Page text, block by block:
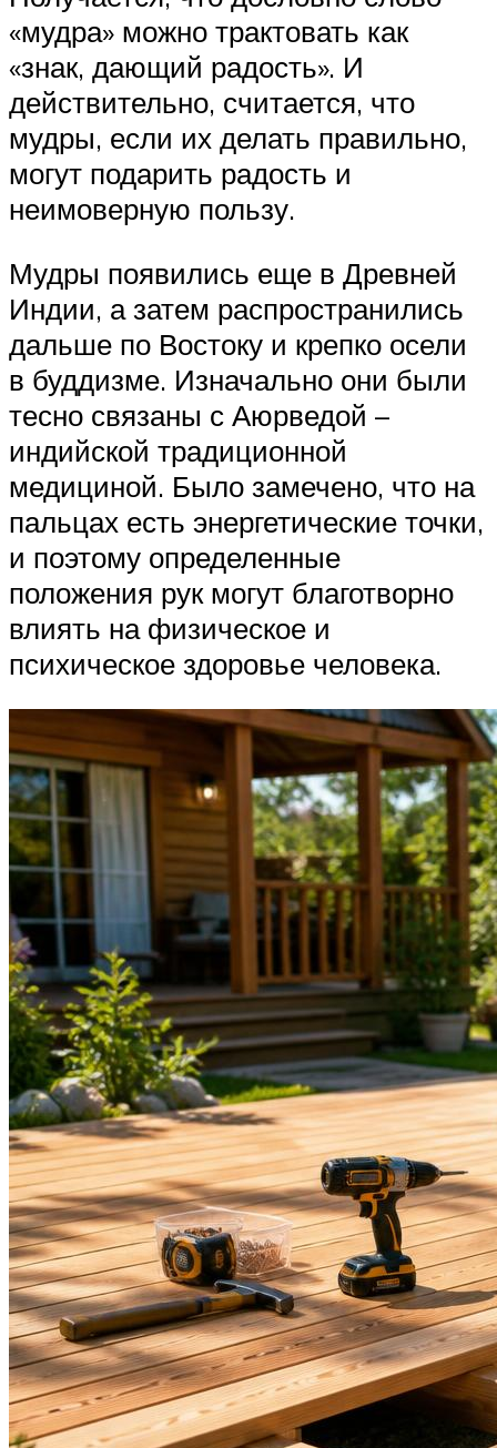
«мудра» можно трактовать как
«знак, дающий радость». И
действительно, считается, что
мудры, если их делать правильно,
могут подарить радость и
неимоверную пользу.
Мудры появились еще в Древней
Индии, а затем распространились
дальше по Востоку и крепко осели
в буддизме. Изначально они были
тесно связаны с Аюрведой –
индийской традиционной
медициной. Было замечено, что на
пальцах есть энергетические точки,
и поэтому определенные
положения рук могут благотворно
влиять на физическое и
психическое здоровье человека.